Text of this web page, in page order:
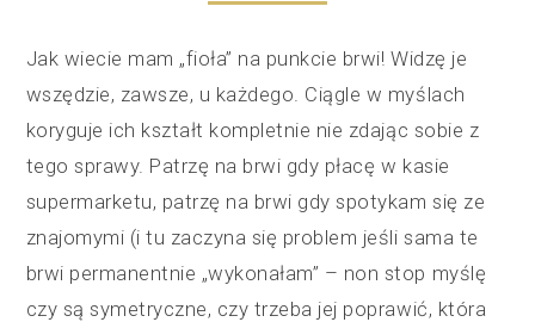
Jak wiecie mam „fioła” na punkcie brwi! Widzę je
wszędzie, zawsze, u każdego. Ciągle w myślach
koryguje ich kształt kompletnie nie zdając sobie z
tego sprawy. Patrzę na brwi gdy płacę w kasie
supermarketu, patrzę na brwi gdy spotykam się ze
znajomymi (i tu zaczyna się problem jeśli sama te
brwi permanentnie „wykonałam” – non stop myślę
czy są symetryczne, czy trzeba jej poprawić, która